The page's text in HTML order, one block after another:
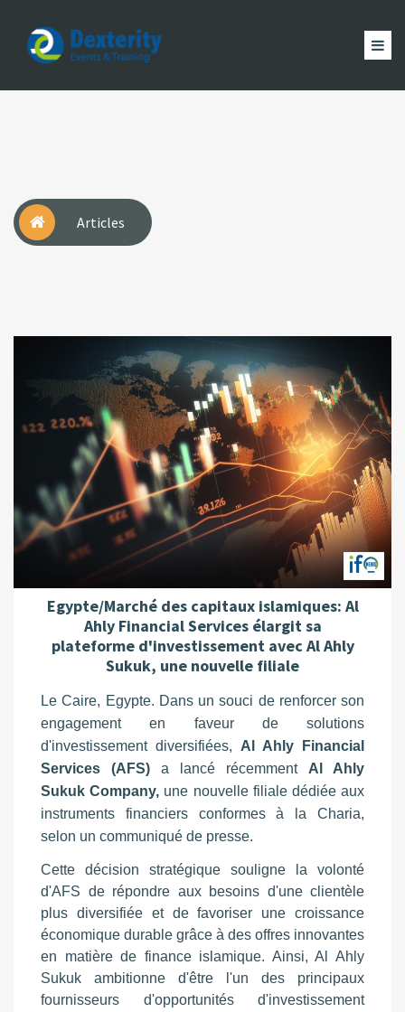
Dexterity
Events
Articles
Egypte/Marché des capitaux islamiques: Al
Ahly Financial Services élargit sa
plateforme d'investissement avec Al Ahly
Sukuk, une nouvelle filiale
Le Caire, Egypte. Dans un souci de renforcer son
engagement en faveur de solutions
d'investissement diversifiées, Al Ahly Financial
Services (AFS) a lancé récemment Al Ahly
Sukuk Company, une nouvelle filiale dédiée aux
instruments financiers conformes à la Charia,
selon un communiqué de presse.
Cette décision stratégique souligne la volonté
d'AFS de répondre aux besoins d'une clientèle
plus diversifiée et de favoriser une croissance
économique durable grâce à des offres innovantes
en matière de finance islamique. Ainsi, Al Ahly
Sukuk ambitionne d'être l'un des principaux
fournisseurs d'opportunités d'investissement